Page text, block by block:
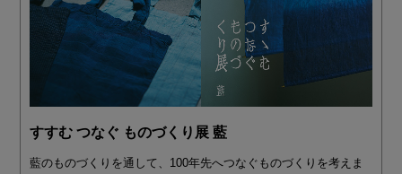
すすむ つなぐ ものづくり展 藍
藍のものづくりを通して、100年先へつなぐものづくりを考えま